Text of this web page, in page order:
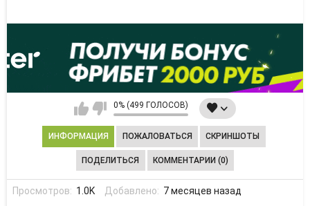
0% (499 ГОЛОСОВ)
ИНФОРМАЦИЯ ПОЖАЛОВАТЬСЯ СКРИНШОТЫ
ПОДЕЛИТЬСЯ КОММЕНТАРИИ (0)
Просмотров: 1.0K Добавлено: 7 месяцев назад